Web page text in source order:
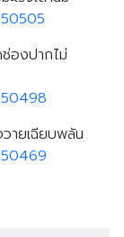
องปากไม่
ายเฉียบพลัน